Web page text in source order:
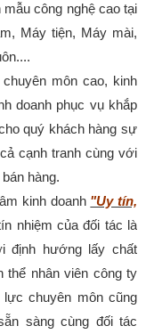
công nghệ cao tại
Máy tiện, Máy mài,
môn cao, kinh
doanh phục vụ khắp
quý khách hàng sự
cạnh tranh cùng với
hàng.
kinh doanh "Uy tín,
nhiệm của đối tác là
định hướng lấy chất
thể nhân viên công ty
chuyên môn cũng
sàng cùng đối tác